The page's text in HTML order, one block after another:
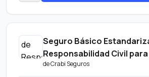
Seguro Básico
Responsabilidad Civil
deCrabi Seguros